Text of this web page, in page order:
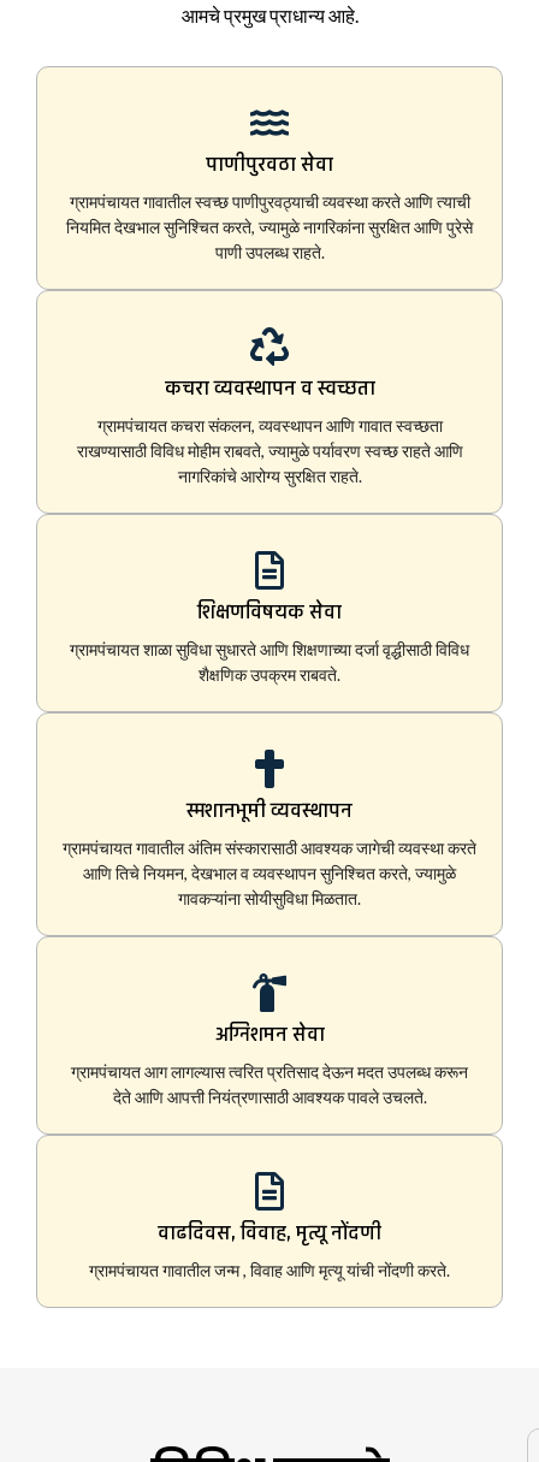
आमचे प्रमुख प्राधान्य आहे.
पाणीपुरवठा सेवा
ग्रामपंचायत गावातील स्वच्छ पाणीपुरवठ्याची व्यवस्था करते आणि त्याची
नियमित देखभाल सुनिश्चित करते, ज्यामुळे नागरिकांना सुरक्षित आणि पुरेसे
पाणी उपलब्ध राहते.
कचरा व्यवस्थापन व स्वच्छता
ग्रामपंचायत कचरा संकलन, व्यवस्थापन आणि गावात स्वच्छता
राखण्यासाठी विविध मोहीम राबवते, ज्यामुळे पर्यावरण स्वच्छ राहते आणि
नागरिकांचे आरोग्य सुरक्षित राहते.
शिक्षणविषयक सेवा
ग्रामपंचायत शाळा सुविधा सुधारते आणि शिक्षणाच्या दर्जा वृद्धीसाठी विविध
शैक्षणिक उपक्रम राबवते.
स्मशानभूमी व्यवस्थापन
ग्रामपंचायत गावातील अंतिम संस्कारासाठी आवश्यक जागेची व्यवस्था करते
आणि तिचे नियमन, देखभाल व व्यवस्थापन सुनिश्चित करते, ज्यामुळे
गावकऱ्यांना सोयीसुविधा मिळतात.
अग्निशमन सेवा
ग्रामपंचायत आग लागल्यास त्वरित प्रतिसाद देऊन मदत उपलब्ध करून
देते आणि आपत्ती नियंत्रणासाठी आवश्यक पावले उचलते.
वाढदिवस, विवाह, मृत्यू नोंदणी
ग्रामपंचायत गावातील जन्म , विवाह आणि मृत्यू यांची नोंदणी करते.